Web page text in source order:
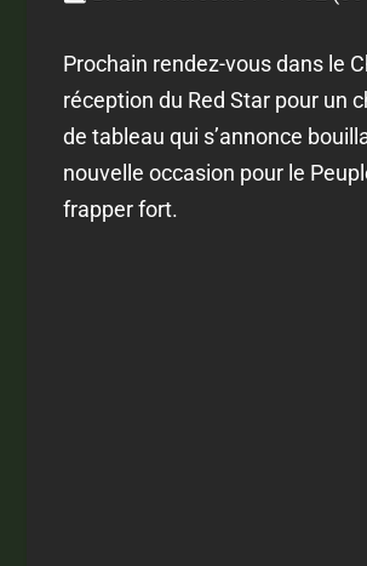
Prochain rendez-vous dans le
réception du Red Star pour un
de tableau qui s’annonce
nouvelle occasion pour le
frapper fort.